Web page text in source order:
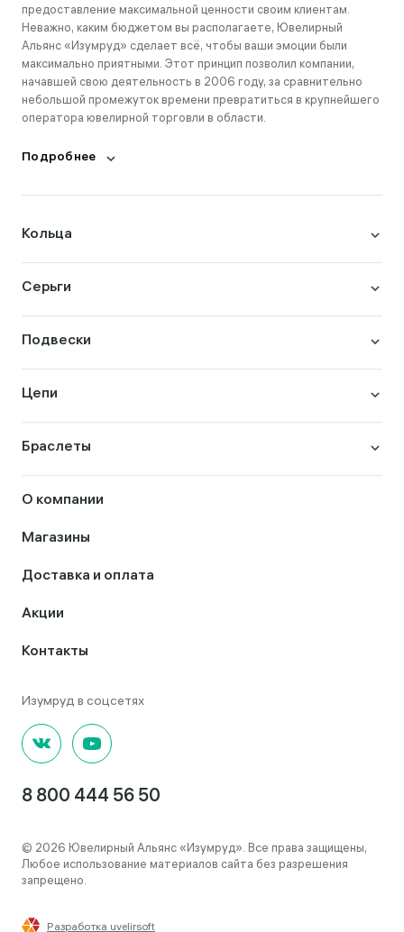
предоставление максимальной ценности своим клиентам.
Неважно, каким бюджетом вы располагаете, Ювелирный
Альянс «Изумруд» сделает всё, чтобы ваши эмоции были
максимально приятными. Этот принцип позволил компании,
начавшей свою деятельность в 2006 году, за сравнительно
небольшой промежуток времени превратиться в крупнейшего
оператора ювелирной торговли в области.
Подробнее
Кольца
Серьги
Подвески
Цепи
Браслеты
О компании
Магазины
Доставка и оплата
Акции
Контакты
8 800 444 56 50
© 2026 Ювелирный Альянс «Изумруд». Все права защищены,
Любое использование материалов сайта без разрешения
запрещено.
Разработка uvelirsoft